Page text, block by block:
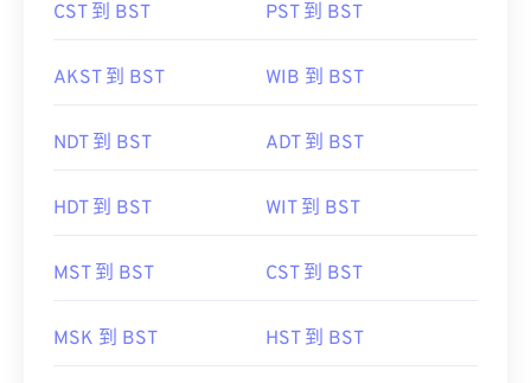
CST 到 BST PST 到 BST
AKST 到 BST WIB 到 BST
NDT 到 BST ADT 到 BST
HDT 到 BST WIT 到 BST
MST 到 BST CST 到 BST
MSK 到 BST HST 到 BST